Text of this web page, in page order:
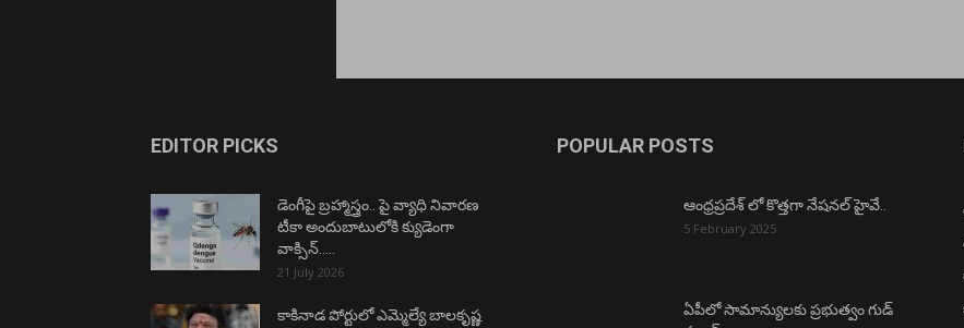
EDITOR PICKS
డెంగీపై బ్రహ్మాస్త్రం.. పై వ్యాధి నివారణ
టీకా అందుబాటులోకి క్యుడెంగా
వాక్సిన్…..
21 July 2026
కాకినాడ పోర్టులో ఎమ్మెల్యే బాలకృష్ణ
POPULAR POSTS
ఆంధ్రప్రదేశ్ లో కొత్తగా నేషనల్ హైవే..
5 February 2025
ఏపీలో సామాన్యులకు ప్రభుత్వం గుడ్